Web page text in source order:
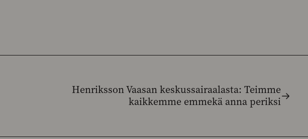
Henriksson Vaasan keskussairaalasta: Teimme
kaikkemme emmekä anna periksi